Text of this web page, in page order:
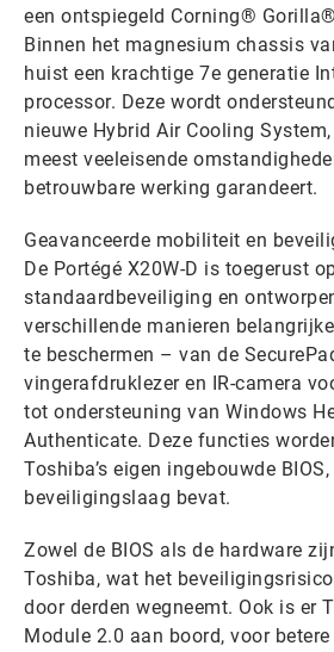
een ontspiegeld Corning®
Binnen het magnesium chassis
huist een krachtige 7e generatie
processor. Deze wordt
nieuwe Hybrid Air Cooling
meest veeleisende
betrouwbare werking garandeert.
Geavanceerde mobiliteit en
De Portégé X20W-D is toegerust
standaardbeveiliging en
verschillende manieren
te beschermen – van de
vingerafdruklezer en IR-camera
tot ondersteuning van Windows
Authenticate. Deze functies
Toshiba’s eigen ingebouwde
beveiligingslaag bevat.
Zowel de BIOS als de hardware
Toshiba, wat het
door derden wegneemt. Ook is er
Module 2.0 aan boord, voor